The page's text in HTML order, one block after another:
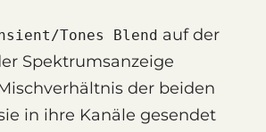
Tones Blend auf der
Spektrumsanzeige
der beiden
in ihre Kanäle gesendet